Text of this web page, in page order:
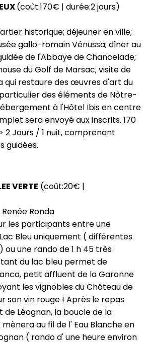
(coût:170€ | durée:2 jours)
historique; déjeuner en ville;
gallo-romain Vénussa; dîner au
de l'Abbaye de Chancelade;
du Golf de Marsac; visite de
qui restaure des œuvres d'art du
des éléments de Nôtre-
à l'Hôtel Ibis en centre
sera envoyé aux inscrits. 170
2 Jours / 1 nuit, comprenant
guidées.
VERTE (coût:20€ |
Ronda
les participants entre une
Bleu uniquement ( différentes
ou une rando de 1 h 45 très
du lac bleu permet de
petit affluent de la Garonne
les vignobles du Château de
son vin rouge ! Après le repas
Léognan, la boucle de la
au fil de l' Eau Blanche en
( rando d' une heure environ